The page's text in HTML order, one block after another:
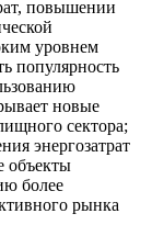
повышении
уровнем
популярность
новые
сектора;
энергозатрат
объекты
более
рынка